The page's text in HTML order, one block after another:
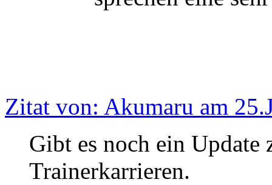
Zitat von: Akumaru am
Gibt es noch ein Update
Trainerkarrieren.